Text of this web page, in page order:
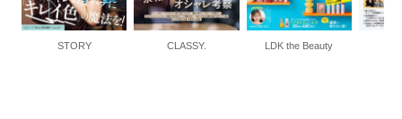
STORY CLASSY. LDK the Beauty